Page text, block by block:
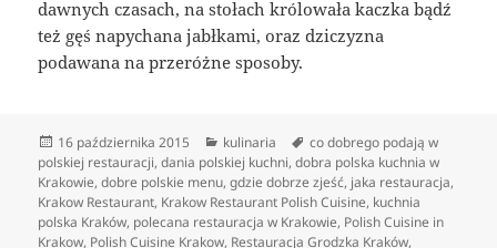
dawnych czasach, na stołach królowała kaczka bądź
też gęś napychana jabłkami, oraz dziczyzna
podawana na przeróżne sposoby.
Data
publikacji
16 października 2015 Kategorie
kulinaria Tagi
co dobrego podają w
polskiej restauracji,dania polskiej kuchni,dobra polska kuchnia w
Krakowie,dobre polskie menu,gdzie dobrze zjeść, jaka restauracja,
Krakow Restaurant, Krakow Restaurant Polish Cuisine, kuchnia
polska Kraków, polecana restauracja w Krakowie, Polish Cuisine in
Krakow, Polish Cuisine Krakow, Restauracja Grodzka Kraków,